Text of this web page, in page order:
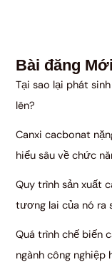
Bài đăng
Tại sao lại phát
lên?
Canxi cacbonat
hiểu sâu về chức
Quy trình sản xuất
tương lai của nó ra
Quá trình chế biến
ngành công nghiệp